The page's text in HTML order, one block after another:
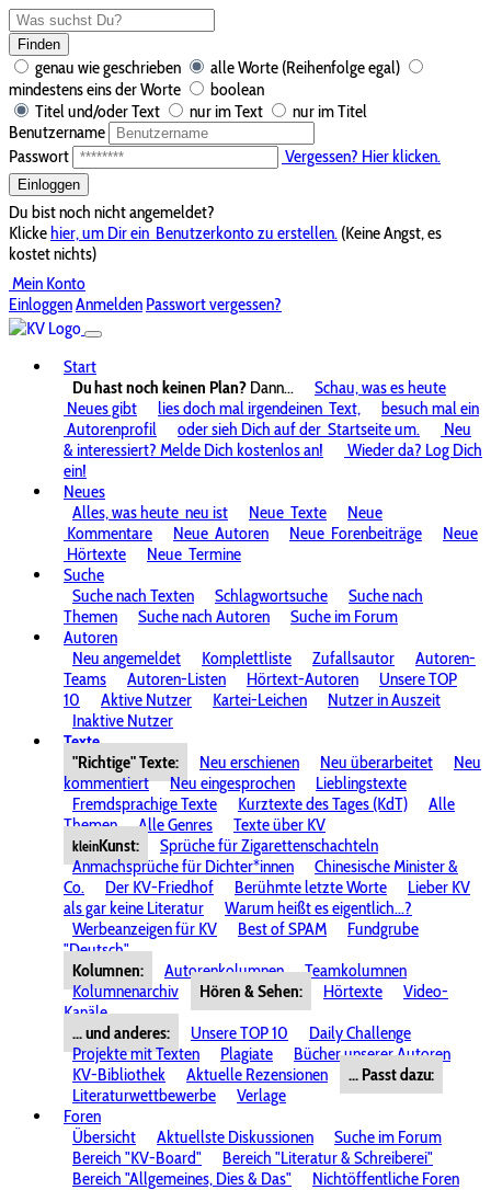
Finden
genau wie geschrieben
alle Worte (Reihenfolge egal)
mindestens eins der Worte
boolean
Titel und/oder Text
nur im Text
nur im Titel
Benutzername
Passwort
Vergessen? Hier klicken.
Einloggen
Du bist noch nicht angemeldet?
Klickehier, um Dir ein Benutzerkonto zu erstellen. (Keine Angst, es
kostet nichts)
Mein Konto
EinloggenAnmelden Passwort vergessen?
Start
Du hast noch keinen Plan? Dann...
Schau, was es heute
Neues gibt
lies doch mal irgendeinen Text,
besuch mal ein
Autorenprofil
oder sieh Dich auf der Startseite um.
Neu
& interessiert? Melde Dich kostenlos an!
Wieder da? Log Dich
ein!
Neues
Alles, was heute neu ist Neue Texte
Neue
Kommentare
Neue Autoren Neue Forenbeiträge
Neue
Hörtexte
Neue Termine
Suche
Suche nach Texten
Schlagwortsuche
Suche nach
Themen
Suche nach Autoren
Suche im Forum
Autoren
Neu angemeldet
Komplettliste Zufallsautor
Autoren-
Teams
Autoren-Listen Hörtext-Autoren
Unsere TOP
10
Aktive Nutzer Kartei-Leichen
Nutzer in Auszeit
Inaktive Nutzer
Texte
"Richtige" Texte:
Neu erschienen Neu überarbeitet
Neu
kommentiert
Neu eingesprochen
Lieblingstexte
Fremdsprachige Texte
Kurztexte des Tages (KdT)
Alle
Themen
Alle Genres Texte über KV
kleinKunst:
Sprüche für Zigarettenschachteln
Anmachsprüche für Dichter*innen
Chinesische Minister &
Co.
Der KV-Friedhof Berühmte letzte Worte
Lieber KV
als gar keine Literatur
Warum heißt es eigentlich...?
Werbeanzeigen für KV
Best of SPAM
Fundgrube
"Deutsch"
Kolumnen:
Autorenkolumnen
Teamkolumnen
Kolumnenarchiv
Hören & Sehen: Hörtexte
Video-
Kanäle
... und anderes:
Unsere TOP 10
Daily Challenge
Projekte mit Texten
Plagiate
Bücher unserer Autoren
KV-Bibliothek
Aktuelle Rezensionen
... Passt dazu:
Literaturwettbewerbe
Verlage
Foren
Übersicht
Aktuellste Diskussionen
Suche im Forum
Bereich "KV-Board"
Bereich "Literatur & Schreiberei"
Bereich "Allgemeines, Dies & Das"
Nichtöffentliche Foren